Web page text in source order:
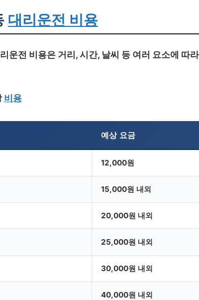
대리운전 비용
운전 비용은 거리, 시간, 날씨 등 여러 요소에 따
비용
예상 요금
12,000원
15,000원 내외
20,000원 내외
25,000원 내외
30,000원 내외
40,000원 내외